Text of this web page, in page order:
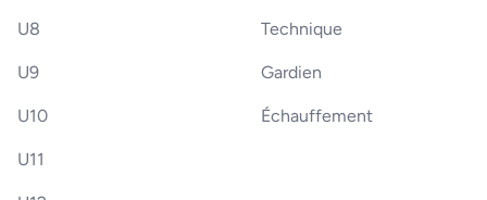
U8
U9
U10
U11
Technique
Gardien
Échauffement